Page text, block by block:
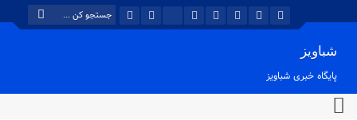
شباویز
پایگاه خبری شباویز